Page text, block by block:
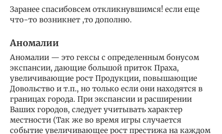
Заранее спасибовсем откликнувшимся! если еще
что-то возникнет ,то дополню.
Аномалии
Аномалии — это гексы с определенным бонусом
экспансии, дающие большой приток Праха,
увеличивающие рост Продукции, повышающие
Довольство и т.п., но только если они находятся в
границах города. При экспансии и расширении
Ваших городов, следует учитывать характер
местности (Так же во время игры случается
событие увеличивающее рост престижа на каждом